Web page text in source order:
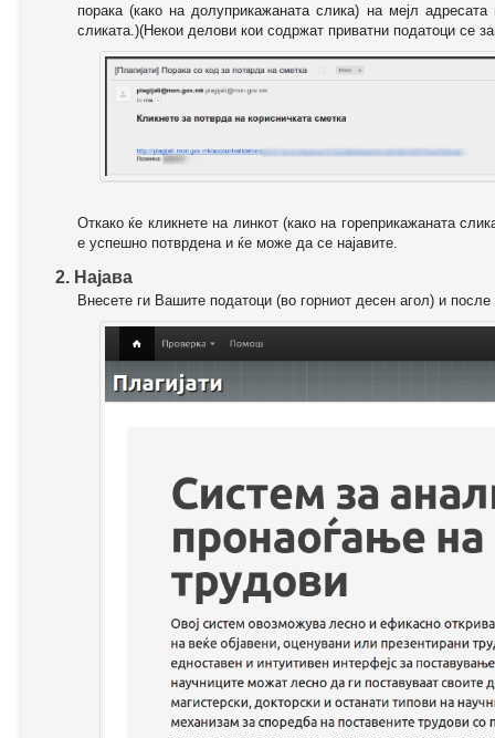
порака (како на долуприкажаната слика) на мејл
сликата.)(Некои делови кои содржат приватни податоци се
Откако ќе кликнете на линкот (како на гореприкажаната
е успешно потврдена и ќе може да се најавите.
2. Најава
Внесете ги Вашите податоци (во горниот десен агол) и